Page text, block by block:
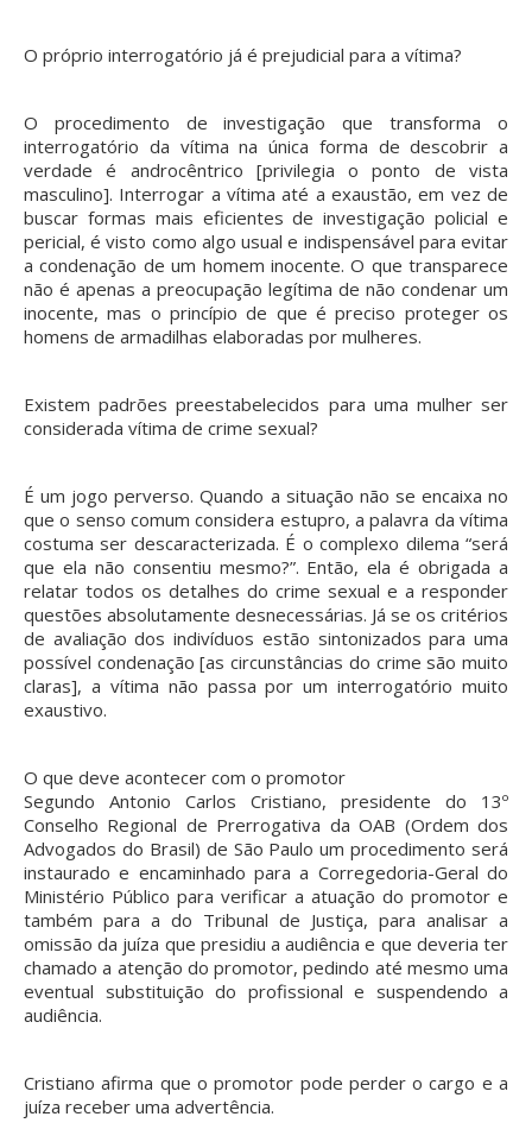
O próprio interrogatório já é prejudicial para a vítima?
O procedimento de investigação que transforma o
interrogatório da vítima na única forma de descobrir a
verdade é androcêntrico [privilegia o ponto de vista
masculino]. Interrogar a vítima até a exaustão, em vez de
buscar formas mais eficientes de investigação policial e
pericial, é visto como algo usual e indispensável para evitar
a condenação de um homem inocente. O que transparece
não é apenas a preocupação legítima de não condenar um
inocente, mas o princípio de que é preciso proteger os
homens de armadilhas elaboradas por mulheres.
Existem padrões preestabelecidos para uma mulher ser
considerada vítima de crime sexual?
É um jogo perverso. Quando a situação não se encaixa no
que o senso comum considera estupro, a palavra da vítima
costuma ser descaracterizada. É o complexo dilema “será
que ela não consentiu mesmo?”. Então, ela é obrigada a
relatar todos os detalhes do crime sexual e a responder
questões absolutamente desnecessárias. Já se os critérios
de avaliação dos indivíduos estão sintonizados para uma
possível condenação [as circunstâncias do crime são muito
claras], a vítima não passa por um interrogatório muito
exaustivo.
O que deve acontecer com o promotor
Segundo Antonio Carlos Cristiano, presidente do 13º
Conselho Regional de Prerrogativa da OAB (Ordem dos
Advogados do Brasil) de São Paulo um procedimento será
instaurado e encaminhado para a Corregedoria-Geral do
Ministério Público para verificar a atuação do promotor e
também para a do Tribunal de Justiça, para analisar a
omissão da juíza que presidiu a audiência e que deveria ter
chamado a atenção do promotor, pedindo até mesmo uma
eventual substituição do profissional e suspendendo a
audiência.
Cristiano afirma que o promotor pode perder o cargo e a
juíza receber uma advertência.